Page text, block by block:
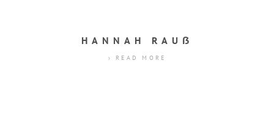
HANNAH RAUẞ
› READ MORE